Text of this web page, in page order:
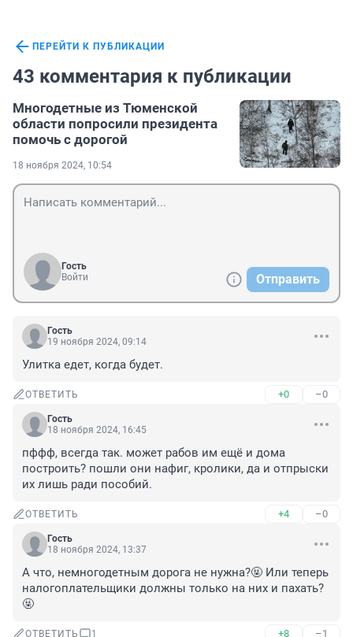
ПЕРЕЙТИ К ПУБЛИКАЦИИ
43 комментария к публикации
Многодетные из Тюменской
области попросили президента
помочь с дорогой
18 ноября 2024, 10:54
Гость
Войти
Отправить
Гость
19 ноября 2024, 09:14
Улитка едет, когда будет.
ОТВЕТИТЬ +0 –0
Гость
18 ноября 2024, 16:45
пффф, всегда так. может рабов им ещё и дома
построить? пошли они нафиг, кролики, да и отпрыски
их лишь ради пособий.
ОТВЕТИТЬ +4 –0
Гость
18 ноября 2024, 13:37
А что, немногодетным дорога не нужна?🤬 Или теперь
налогоплательщики должны только на них и пахать?
🤬
ОТВЕТИТЬ 1 +8 –1